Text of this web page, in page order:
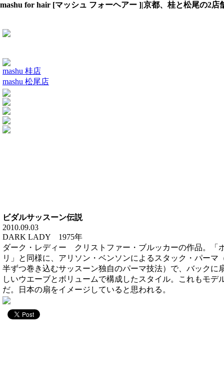
mashu for hair [マッシュ フォーヘアー ]|京都、桂と松尾の2店
mashu 桂店
mashu 松尾店
ビダルサッスーン伝説
2010.09.03
DARK LADY 1975年
ダーク・レディー クリストファー・ブルッカーの作品。「
リ」と同様に、アリソン・ベンソンによるスタック・パーマ
半ずつ巻き込むサッスーン独自のパーマ技法）で、バックに
しいウエーブとボリュームで構成したスタイル。これもモデ
だ。日本の扇をイメージしていると思われる。